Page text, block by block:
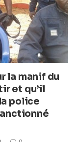
la manif du
et qu’il
police